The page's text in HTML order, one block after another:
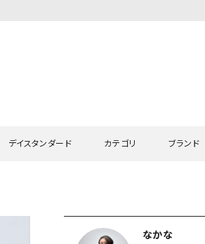
デイスタンダード
チュニック
カテゴリ
ワンピース・チュニック
ブランド
ラッピンナイン/アンジェ
なかな